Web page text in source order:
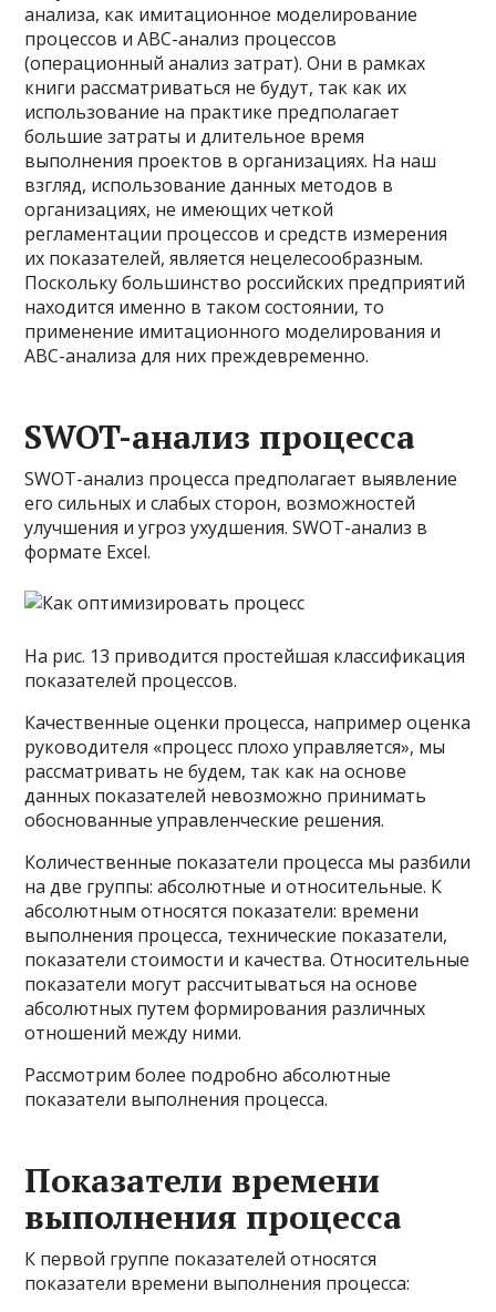
анализа, как имитационное моделирование
процессов и АВС-анализ процессов
(операционный анализ затрат). Они в рамках
книги рассматриваться не будут, так как их
использование на практике предполагает
большие затраты и длительное время
выполнения проектов в организациях. На наш
взгляд, использование данных методов в
организациях, не имеющих четкой
регламентации процессов и средств измерения
их показателей, является нецелесообразным.
Поскольку большинство российских предприятий
находится именно в таком состоянии, то
применение имитационного моделирования и
АВС-анализа для них преждевременно.
SWOT-анализ процесса
SWOT-анализ процесса предполагает выявление
его сильных и слабых сторон, возможностей
улучшения и угроз ухудшения. SWOT-анализ в
формате Excel.
На рис. 13 приводится простейшая классификация
показателей процессов.
Качественные оценки процесса, например оценка
руководителя «процесс плохо управляется», мы
рассматривать не будем, так как на основе
данных показателей невозможно принимать
обоснованные управленческие решения.
Количественные показатели процесса мы разбили
на две группы: абсолютные и относительные. К
абсолютным относятся показатели: времени
выполнения процесса, технические показатели,
показатели стоимости и качества. Относительные
показатели могут рассчитываться на основе
абсолютных путем формирования различных
отношений между ними.
Рассмотрим более подробно абсолютные
показатели выполнения процесса.
Показатели времени
выполнения процесса
К первой группе показателей относятся
показатели времени выполнения процесса: